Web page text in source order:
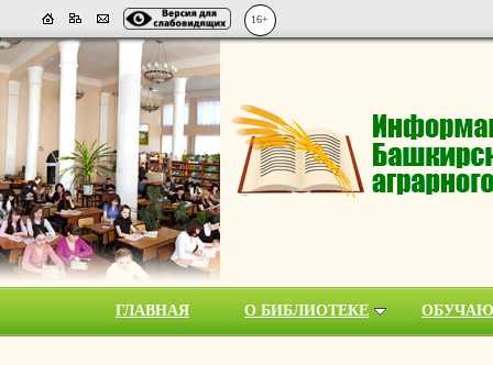
16+
ГЛАВНАЯ О БИБЛИОТЕКЕ